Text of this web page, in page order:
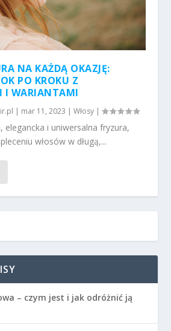
NA KAŻDĄ OKAZJĘ:
PO KROKU Z
I WARIANTAMI
| mar 11, 2023 |Włosy |
elegancka i uniwersalna fryzura,
włosów w długą,...
– czym jest i jak odróżnić ją